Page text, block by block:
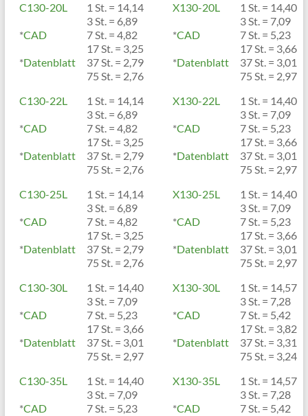
C130-20L
*CAD
*Datenblatt
1 St. = 14,14
3 St. = 6,89
7 St. = 4,82
17 St. = 3,25
37 St. = 2,79
75 St. = 2,76
X130-20L
*CAD
*Datenblatt
1 St. = 14,40
3 St. = 7,09
7 St. = 5,23
17 St. = 3,66
37 St. = 3,01
75 St. = 2,97
C130-22L
*CAD
*Datenblatt
1 St. = 14,14
3 St. = 6,89
7 St. = 4,82
17 St. = 3,25
37 St. = 2,79
75 St. = 2,76
X130-22L
*CAD
*Datenblatt
1 St. = 14,40
3 St. = 7,09
7 St. = 5,23
17 St. = 3,66
37 St. = 3,01
75 St. = 2,97
C130-25L
*CAD
*Datenblatt
1 St. = 14,14
3 St. = 6,89
7 St. = 4,82
17 St. = 3,25
37 St. = 2,79
75 St. = 2,76
X130-25L
*CAD
*Datenblatt
1 St. = 14,40
3 St. = 7,09
7 St. = 5,23
17 St. = 3,66
37 St. = 3,01
75 St. = 2,97
C130-30L
*CAD
*Datenblatt
1 St. = 14,40
3 St. = 7,09
7 St. = 5,23
17 St. = 3,66
37 St. = 3,01
75 St. = 2,97
X130-30L
*CAD
*Datenblatt
1 St. = 14,57
3 St. = 7,28
7 St. = 5,42
17 St. = 3,82
37 St. = 3,31
75 St. = 3,24
C130-35L
*CAD
1 St. = 14,40
3 St. = 7,09
7 St. = 5,23
X130-35L
*CAD
1 St. = 14,57
3 St. = 7,28
7 St. = 5,42